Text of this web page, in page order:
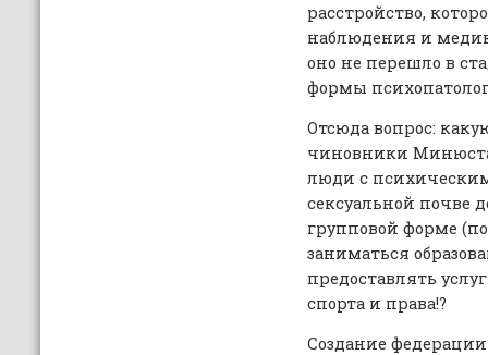
расстройство,
наблюдения и
оно не перешло в
формы
Отсюда вопрос:
чиновники
люди с
сексуальной почве
групповой форме
заниматься
предоставлять
спорта и права!?
Создание